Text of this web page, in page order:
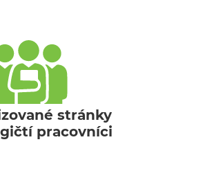
stránky
pracovníci